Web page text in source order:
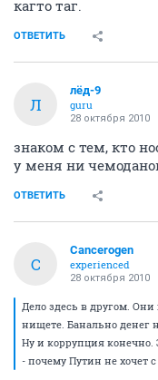
кагто таг.
ОТВЕТИТЬ
Л
лёд-9
guru
28 октября 2010
знаком с тем, кто
у меня ни
ОТВЕТИТЬ
C
Cancerogen
experienced
28 октября 2010
Дело здесь в другом.
нищете. Банально денег
Ну и коррупция конечно.
- почему Путин не хочет